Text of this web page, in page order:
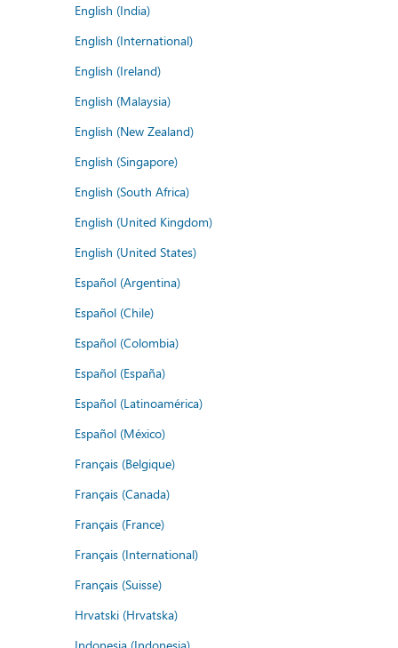
English (India)
English (International)
English (Ireland)
English (Malaysia)
English (New Zealand)
English (Singapore)
English (South Africa)
English (United Kingdom)
English (United States)
Español (Argentina)
Español (Chile)
Español (Colombia)
Español (España)
Español (Latinoamérica)
Español (México)
Français (Belgique)
Français (Canada)
Français (France)
Français (International)
Français (Suisse)
Hrvatski (Hrvatska)
Indonesia (Indonesia)